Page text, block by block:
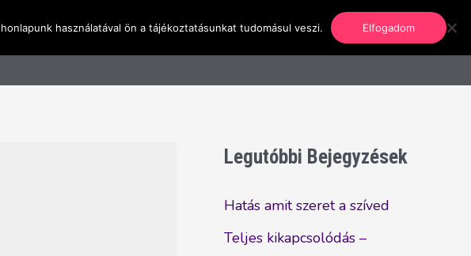
Kapcsolat
Legutóbbi Bejegyzések
Hatás amit szeret a szíved
Teljes kikapcsolódás –
használatával ön a tájékoztatásunkat tudomásul veszi. Elfogadom